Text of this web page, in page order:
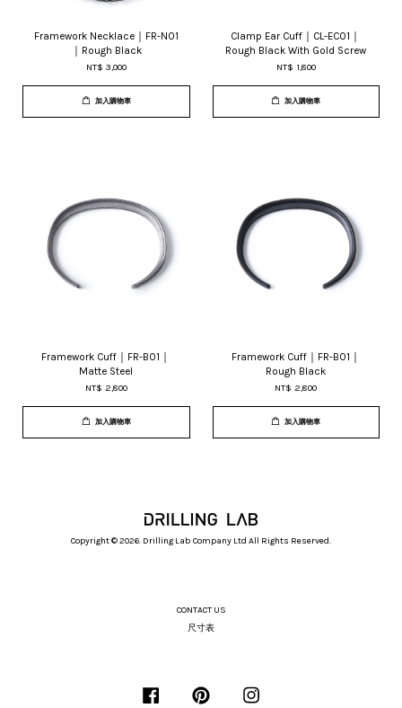
Framework Necklace｜FR-N01
｜Rough Black
NT$ 3,000
加入購物車
Clamp Ear Cuff｜CL-EC01｜
Rough Black With Gold Screw
NT$ 1,800
加入購物車
Framework Cuff｜FR-B01｜
Matte Steel
NT$ 2,800
加入購物車
Framework Cuff｜FR-B01｜
Rough Black
NT$ 2,800
加入購物車
Copyright © 2026. Drilling Lab Company Ltd All Rights Reserved.
CONTACT US
尺寸表
Facebook Pinterest